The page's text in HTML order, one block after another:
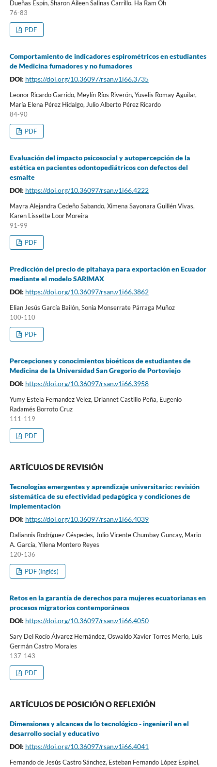
Dueñas Espín, Sharon Aileen Salinas Carrillo, Ha Ram Oh
76-83
PDF
Comportamiento de indicadores espirométricos en estudiantes
de Medicina fumadores y no fumadores
DOI: https://doi.org/10.36097/rsan.v1i66.3735
Leonor Ricardo Garrido, Meylín Ríos Riverón, Yuselis Romay Aguilar,
María Elena Pérez Hidalgo, Julio Alberto Pérez Ricardo
84-90
PDF
Evaluación del impacto psicosocial y autopercepción de la
estética en pacientes odontopediátricos con defectos del
esmalte
DOI: https://doi.org/10.36097/rsan.v1i66.4222
Mayra Alejandra Cedeño Sabando, Ximena Sayonara Guillén Vivas,
Karen Lissette Loor Moreira
91-99
PDF
Predicción del precio de pitahaya para exportación en Ecuador
mediante el modelo SARIMAX
DOI: https://doi.org/10.36097/rsan.v1i66.3862
Elian Jesús García Bailón, Sonia Monserrate Párraga Muñoz
100-110
PDF
Percepciones y conocimientos bioéticos de estudiantes de
Medicina de la Universidad San Gregorio de Portoviejo
DOI: https://doi.org/10.36097/rsan.v1i66.3958
Yumy Estela Fernandez Velez, Driannet Castillo Peña, Eugenio
Radamés Borroto Cruz
111-119
PDF
ARTÍCULOS DE REVISIÓN
Tecnologías emergentes y aprendizaje universitario: revisión
sistemática de su efectividad pedagógica y condiciones de
implementación
DOI: https://doi.org/10.36097/rsan.v1i66.4039
Daliannis Rodríguez Céspedes, Julio Vicente Chumbay Guncay, Mario
A. García, Yilena Montero Reyes
120-136
PDF (Inglés)
Retos en la garantía de derechos para mujeres ecuatorianas en
procesos migratorios contemporáneos
DOI: https://doi.org/10.36097/rsan.v1i66.4050
Sary Del Rocío Álvarez Hernández, Oswaldo Xavier Torres Merlo, Luis
Germán Castro Morales
137-143
PDF
ARTÍCULOS DE POSICIÓN O REFLEXIÓN
Dimensiones y alcances de lo tecnológico - ingenieril en el
desarrollo social y educativo
DOI: https://doi.org/10.36097/rsan.v1i66.4041
Fernando de Jesús Castro Sánchez, Esteban Fernando López Espinel,